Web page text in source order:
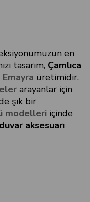
en
tasarım, Çamlıca
Emayra üretimidir.
arayanlar için
şık bir
modelleri içinde
duvar aksesuarı